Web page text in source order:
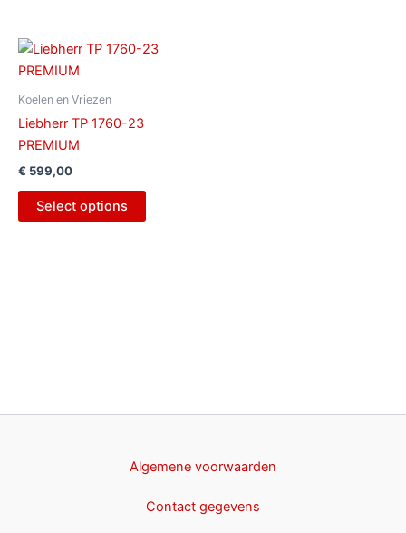
Koelen en Vriezen
Liebherr TP 1760-23
PREMIUM
€ 599,00
Select options
Algemene voorwaarden
Contact gegevens